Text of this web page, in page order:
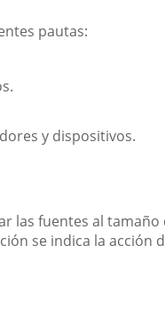
pautas:
y dispositivos.
fuentes al
se indica la